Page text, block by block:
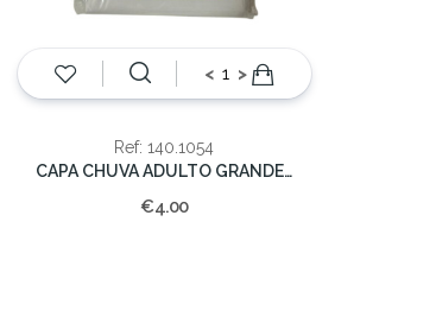
< >
Ref: 140.1054
CAPA CHUVA ADULTO GRANDE (EVA)12/60
€4.00